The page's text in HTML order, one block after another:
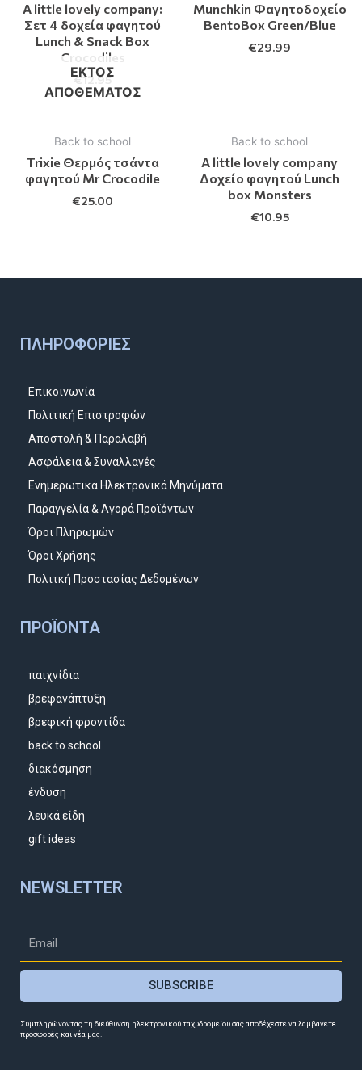
A little lovely company:
Σετ 4 δοχεία φαγητού
Lunch & Snack Box
Crocodiles
€12.95
Munchkin Φαγητοδοχείο
BentoBox Green/Blue
€29.99
ΕΚΤΌΣ
ΑΠΟΘΈΜΑΤΟΣ
Back to school
Trixie Θερμός τσάντα
φαγητού Mr Crocodile
€25.00
Back to school
A little lovely company
Δοχείο φαγητού Lunch
box Monsters
€10.95
ΠΛΗΡΟΦΟΡΊΕΣ
Επικοινωνία
Πολιτική Επιστροφών
Αποστολή & Παραλαβή
Ασφάλεια & Συναλλαγές
Ενημερωτικά Ηλεκτρονικά Μηνύματα
Παραγγελία & Αγορά Προϊόντων
Όροι Πληρωμών
Όροι Χρήσης
Πολιτκή Προστασίας Δεδομένων
ΠΡΟΪΌΝΤΑ
παιχνίδια
βρεφανάπτυξη
βρεφική φροντίδα
back to school
διακόσμηση
ένδυση
λευκά είδη
gift ideas
NEWSLETTER
SUBSCRIBE
Συμπληρώνοντας τη διεύθυνση ηλεκτρονικού ταχυδρομείου σας αποδέχεστε να λαμβάνετε
προσφορές και νέα μας.